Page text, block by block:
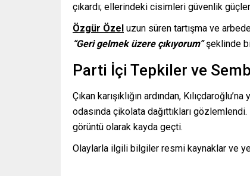
çıkardı; ellerindeki cisimleri güvenlik
Özgür Özel uzun süren tartışma ve
“Geri gelmek üzere çıkıyorum”şeklinde
Parti İçi Tepkiler ve
Çıkan karışıklığın ardından,
odasında çikolata dağıttıkları
görüntü olarak kayda geçti.
Olaylarla ilgili bilgiler resmi kaynaklar ve